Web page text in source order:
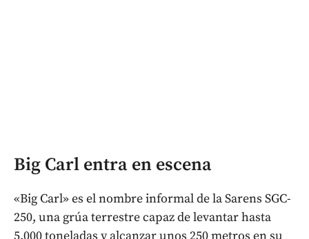
Big Carl entra en escena
«Big Carl» es el nombre informal de la Sarens SGC-
250, una grúa terrestre capaz de levantar hasta